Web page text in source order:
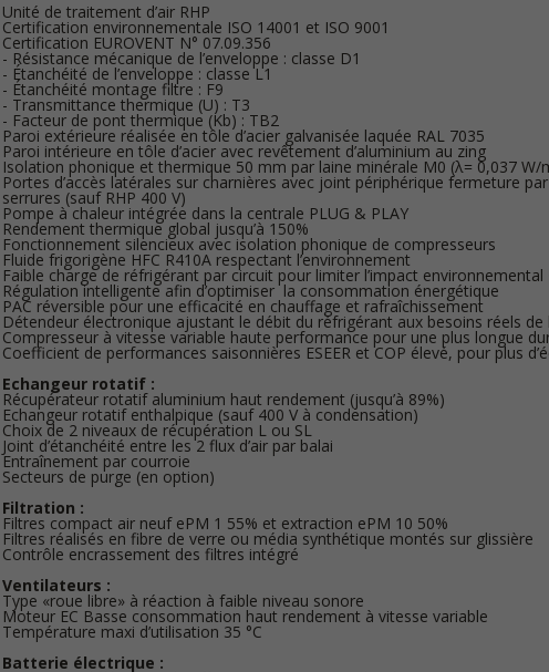
Unité de traitement d’air RHP
Certification environnementale ISO 14001 et ISO 9001
Certification EUROVENT N° 07.09.356
- Résistance mécanique de l’enveloppe : classe D1
- Étanchéité de l’enveloppe : classe L1
- Étanchéité montage filtre : F9
- Transmittance thermique (U) : T3
- Facteur de pont thermique (Kb) : TB2
Paroi extérieure réalisée en tôle d’acier galvanisée laquée RAL 7035
Paroi intérieure en tôle d’acier avec revêtement d’aluminium au zing
Isolation phonique et thermique 50 mm par laine minérale M0 (λ= 0,037 W/
Portes d’accès latérales sur charnières avec joint périphérique fermeture
serrures (sauf RHP 400 V)
Pompe à chaleur intégrée dans la centrale PLUG & PLAY
Rendement thermique global jusqu’à 150%
Fonctionnement silencieux avec isolation phonique de compresseurs
Fluide frigorigène HFC R410A respectant l’environnement
Faible charge de réfrigérant par circuit pour limiter l’impact environnemental
Régulation intelligente afin d’optimiser la consommation énergétique
PAC réversible pour une efficacité en chauffage et rafraîchissement
Détendeur électronique ajustant le débit du réfrigérant aux besoins réels de
Compresseur à vitesse variable haute performance pour une plus longue
Coefficient de performances saisonnières ESEER et COP élevé, pour plus
Echangeur rotatif :
Récupérateur rotatif aluminium haut rendement (jusqu’à 89%)
Echangeur rotatif enthalpique (sauf 400 V à condensation)
Choix de 2 niveaux de récupération L ou SL
Joint d’étanchéité entre les 2 flux d’air par balai
Entraînement par courroie
Secteurs de purge (en option)
Filtration :
Filtres compact air neuf ePM 1 55% et extraction ePM 10 50%
Filtres réalisés en fibre de verre ou média synthétique montés sur glissière
Contrôle encrassement des filtres intégré
Ventilateurs :
Type «roue libre» à réaction à faible niveau sonore
Moteur EC Basse consommation haut rendement à vitesse variable
Température maxi d’utilisation 35 °C
Batterie électrique :